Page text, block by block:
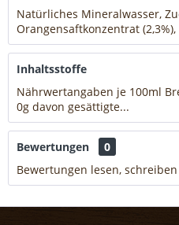
Natürliches Mineralwasser,
Orangensaftkonzentrat
Inhaltsstoffe
Nährwertangaben je 100ml
0g davon gesättigte...
Bewertungen
0
Bewertungen lesen,